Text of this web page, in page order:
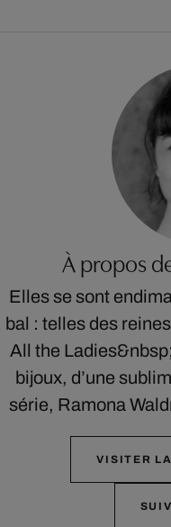
À propos
Elles se sont
bal : telles des
All the
bijoux, d’une
série, Ramona
VISITER